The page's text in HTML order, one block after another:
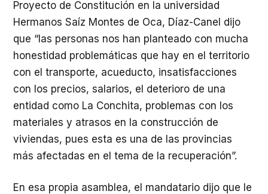
Proyecto de Constitución en la universidad
Hermanos Saíz Montes de Oca, Díaz-Canel dijo
que “las personas nos han planteado con mucha
honestidad problemáticas que hay en el territorio
con el transporte, acueducto, insatisfacciones
con los precios, salarios, el deterioro de una
entidad como La Conchita, problemas con los
materiales y atrasos en la construcción de
viviendas, pues esta es una de las provincias
más afectadas en el tema de la recuperación”.
En esa propia asamblea, el mandatario dijo que le